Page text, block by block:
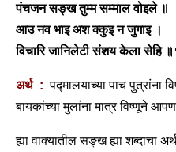
पंचजन सङ्ख तुम्म सम्माल वोइले ॥
आउ नव भाइ अश क्कुइ न जुगाइ ।
विचारि जानिलेटी संशय केला सेहि
अर्थ : पद्मालयाच्या पाच पुत्रांना
बायकांच्या मुलांना मात्र विष्णूने
ह्या वाक्यातील सङ्ख ह्या शब्दाचा